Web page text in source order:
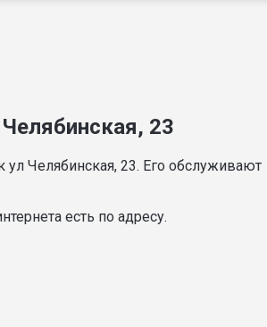
23
Челябинская, 23. Его обслуживают
есть по адресу.